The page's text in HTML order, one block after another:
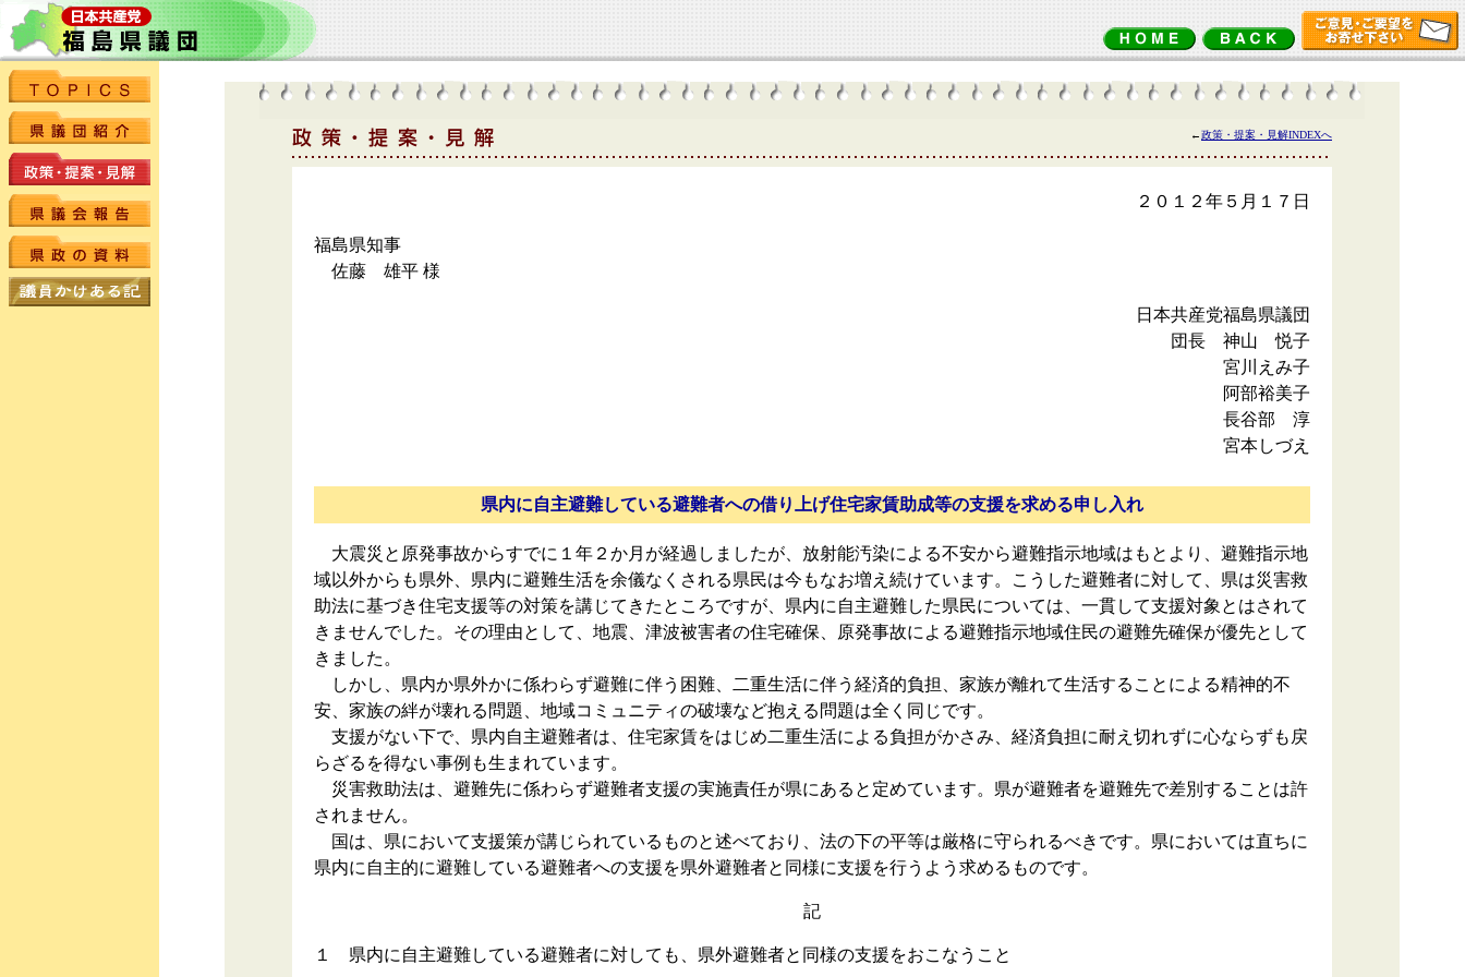
←政策・提案・見解INDEXへ
２０１２年５月１７日
福島県知事
佐藤 雄平 様
日本共産党福島県議団
団長 神山 悦子
宮川えみ子
阿部裕美子
長谷部 淳
宮本しづえ
県内に自主避難している避難者への借り上げ住宅家賃助成等の支援を求める申し入れ
大震災と原発事故からすでに１年２か月が経過しましたが、放射能汚染による不安から避難指示地域はもとより、避難指示地
域以外からも県外、県内に避難生活を余儀なくされる県民は今もなお増え続けています。こうした避難者に対して、県は災害救
助法に基づき住宅支援等の対策を講じてきたところですが、県内に自主避難した県民については、一貫して支援対象とはされて
きませんでした。その理由として、地震、津波被害者の住宅確保、原発事故による避難指示地域住民の避難先確保が優先として
きました。
しかし、県内か県外かに係わらず避難に伴う困難、二重生活に伴う経済的負担、家族が離れて生活することによる精神的不
安、家族の絆が壊れる問題、地域コミュニティの破壊など抱える問題は全く同じです。
支援がない下で、県内自主避難者は、住宅家賃をはじめ二重生活による負担がかさみ、経済負担に耐え切れずに心ならずも戻
らざるを得ない事例も生まれています。
災害救助法は、避難先に係わらず避難者支援の実施責任が県にあると定めています。県が避難者を避難先で差別することは許
されません。
国は、県において支援策が講じられているものと述べており、法の下の平等は厳格に守られるべきです。県においては直ちに
県内に自主的に避難している避難者への支援を県外避難者と同様に支援を行うよう求めるものです。
記
１ 県内に自主避難している避難者に対しても、県外避難者と同様の支援をおこなうこと